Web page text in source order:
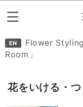
Search
花の定期
EN
Flower
Room」
花をいける・つ